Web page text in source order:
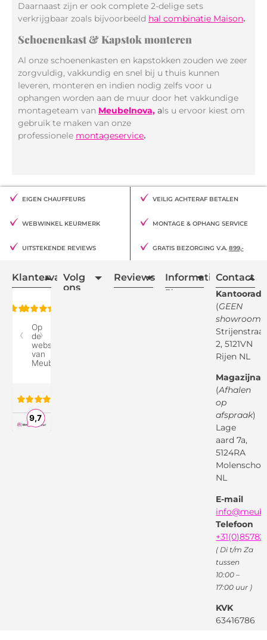
Daarnaast zijn er ook complete 2-delige sets
verkrijgbaar zoals bijvoorbeeld hal combinatie Maison.
Schoenenkast & Kapstok monteren
Al onze schoenenkasten en kapstokken zouden we zeer
zorgvuldig, vakkundig en snel bij u thuis kunnen
leveren, monteren en indien nodig zelfs voor u
ophangen worden aan de muur door het vakkundige
montageteam van Meubelnova, als u ervoor kiest om
gebruik te maken van onze
professionele montageservice.
EIGEN CHAUFFEURS VEILIG ACHTERAF BETALEN
WEBWINKEL KEURMERK MONTAGE & OPHANG SERVICE
UITSTEKENDE REVIEWS GRATIS BEZORGING V.A. 899,-
Klantervaring
Volg
ons
Reviews Informatie
Blogs
Retourvoorwaarden
Betaalmethodes
Montageservice
Garantievoorwaarden
Privacybeleid
Contact
(GEEN
showroom
Strijenstraat
2, 5121VN
Rijen NL
(Afhalen
op
afspraak)
Lage
aard 7a,
5124RA
Molenschot
NL
E-mail
Telefoon
( Di t/m Za
tussen
10:00 –
17:00 uur )
KVK
63416786